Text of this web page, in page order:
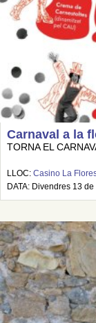
Carnaval a la
TORNA EL
LLOC: Casino La
DATA: Divendres 13